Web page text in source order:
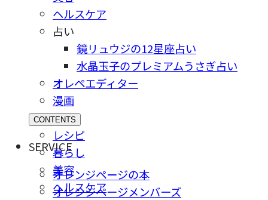
ヘルスケア
占い
鏡リュウジの12星座占い
水晶玉子のプレミアムうさぎ占い
オレペエディター
漫画
CONTENTS
レシピ
暮らし
美容
ヘルスケア
SERVICE
オレンジページの本
オレンジページメンバーズ